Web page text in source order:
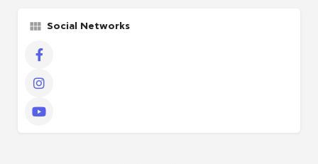
Social Networks